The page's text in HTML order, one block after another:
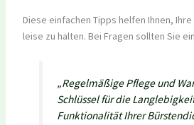
Diese einfachen Tipps helfen Ihnen,
leise zu halten. Bei Fragen sollten Sie
„Regelmäßige Pflege und
Schlüssel für die
Funktionalität Ihrer